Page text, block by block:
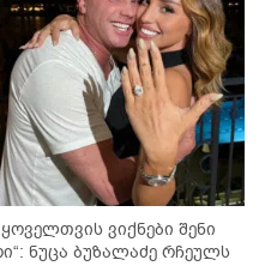
ვიქნები შენი
ნუცა ბუზალაძე რჩეულს